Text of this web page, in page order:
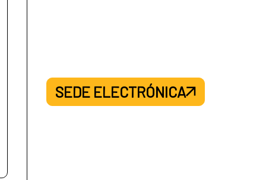
SEDE ELECTRÓNICA